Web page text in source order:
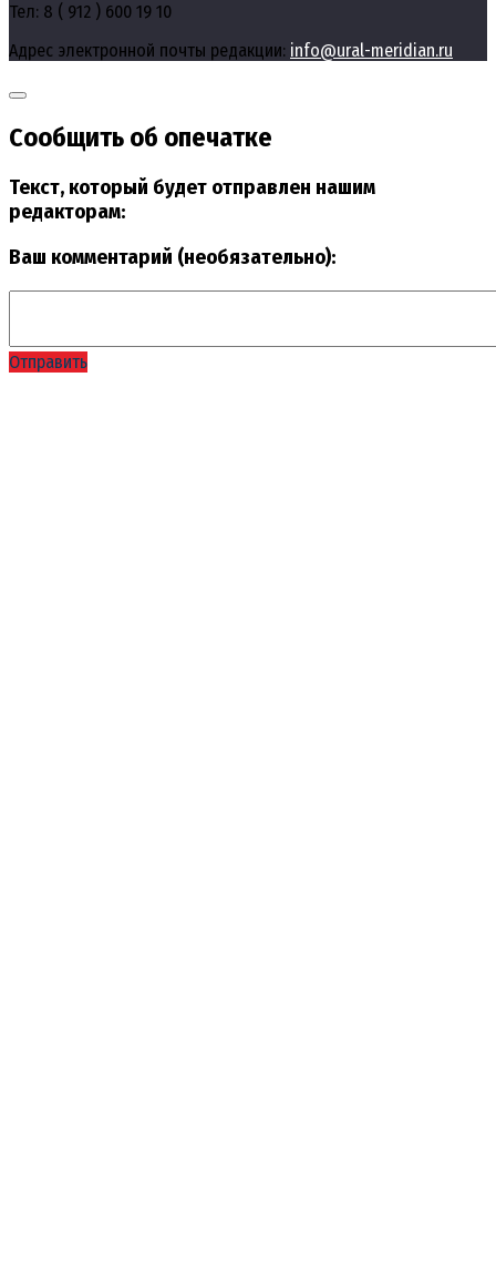
Тел: 8 ( 912 ) 600 19 10
Адрес электронной почты редакции: info@ural-meridian.ru
Сообщить об опечатке
Текст, который будет отправлен нашим
редакторам:
Ваш комментарий (необязательно):
Отправить